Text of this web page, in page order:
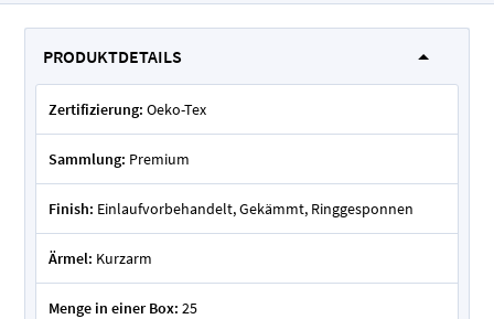
PRODUKTDETAILS
Zertifizierung: Oeko-Tex
Sammlung: Premium
Finish: Einlaufvorbehandelt, Gekämmt, Ringgesponnen
Ärmel: Kurzarm
Menge in einer Box: 25